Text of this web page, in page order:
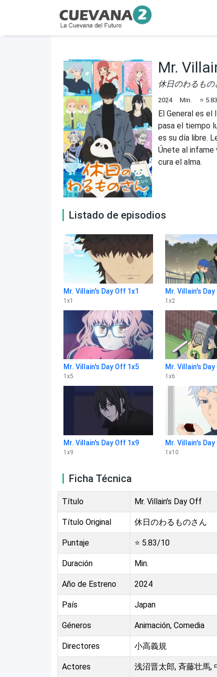
Mr.
休日のわるもの
2024 Min. ⭐ 5.83
El General es el
pasa el tiempo
es su día libre.
Únete al infame
cura el alma.
Listado de episodios
Mr. Villain's Day Off 1x1
1 x1
Mr. Villain's
1 x2
Mr. Villain's Day Off 1x5
1 x5
Mr. Villain's
1 x6
Mr. Villain's Day Off 1x9
1 x9
Mr. Villain's
1 x10
Ficha Técnica
Título Mr. Villain's Day Off
Título Original 休日のわるものさん
Puntaje ⭐ 5.83/10
Duración Min.
Año de Estreno 2024
País Japan
Géneros Animación, Comedia
Directores 小高義規
Actores 浅沼晋太郎, 斉藤壮馬,